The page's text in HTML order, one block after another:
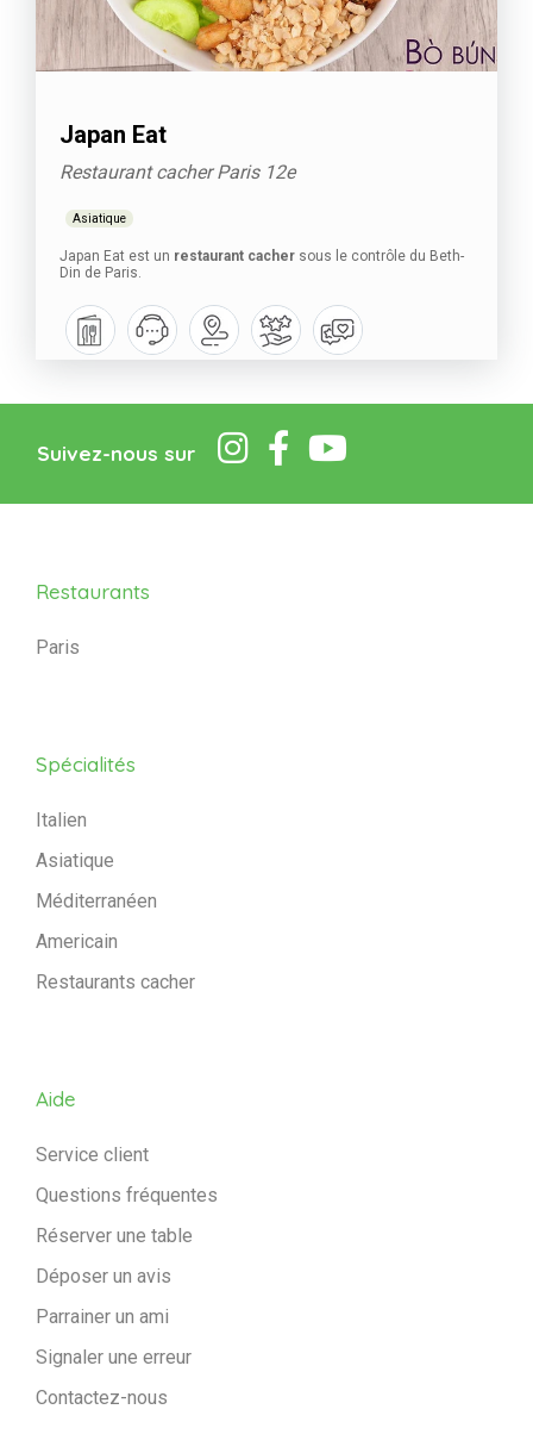
Japan Eat
Restaurant cacher Paris 12e
Asiatique
Japan Eat est un restaurant cacher sous le contrôle du Beth-
Din de Paris.
Suivez-nous sur
Restaurants
Paris
Spécialités
Italien
Asiatique
Méditerranéen
Americain
Restaurants cacher
Aide
Service client
Questions fréquentes
Réserver une table
Déposer un avis
Parrainer un ami
Signaler une erreur
Contactez-nous